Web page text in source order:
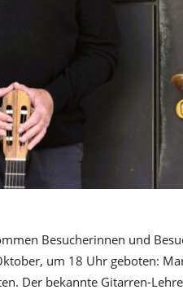
Besucherinnen und
um 18 Uhr geboten:
Der bekannte Gitarren-